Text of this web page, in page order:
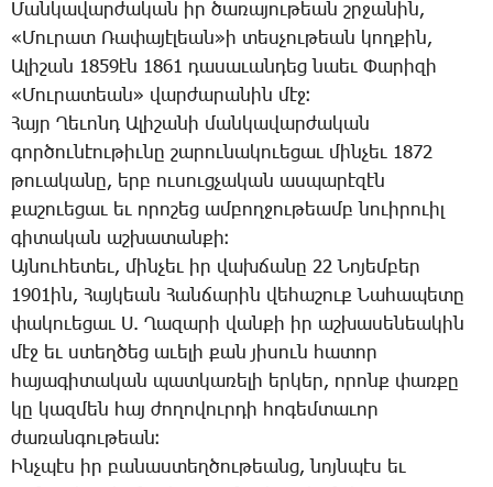
­Ման­կա­վար­ժա­կան իր ծա­ռա­յու­թեան շրջա­նին,
«­Մու­րատ ­Ռա­փա­յէ­լեան»ի տես­չու­թեան կող­քին,
Ա­լի­շան 1859էն 1861 դա­սա­ւան­դեց նաեւ ­Փա­րի­զի
«­Մու­րա­տեան» վար­ժա­րա­նին մէջ։
­Հայր ­Ղե­ւոնդ Ա­լի­շա­նի ման­կա­վար­ժա­կան
գոր­ծու­նէու­թիւ­նը շա­րու­նա­կո­ւե­ցաւ մին­չեւ 1872
թո­ւա­կա­նը, երբ ու­սուց­չա­կան աս­պա­րէ­զէն
քա­շո­ւե­ցաւ եւ ո­րո­շեց ամ­բող­ջու­թեամբ նո­ւի­րո­ւիլ
գի­տա­կան աշ­խա­տան­քի։
Այ­նու­հե­տեւ, մին­չեւ իր վախ­ճա­նը 22 ­Նո­յեմ­բեր
1901ին, ­Հայ­կեան ­Հան­ճա­րին վե­հա­շուք ­Նա­հա­պե­տը
փա­կո­ւե­ցաւ Ս. ­Ղա­զա­րի վան­քի իր աշ­խա­սե­նեա­կին
մէջ եւ ստեղ­ծեց ա­ւե­լի քան յի­սուն հա­տոր
հա­յա­գի­տա­կան պատ­կա­ռե­լի եր­կեր, ո­րոնք փառ­քը
կը կազ­մեն հայ ժո­ղո­վուր­դի հո­գեմ­տա­ւոր
ժա­ռան­գու­թեան։
Ինչ­պէս իր բա­նաս­տեղ­ծու­թեանց, նոյն­պէս եւ